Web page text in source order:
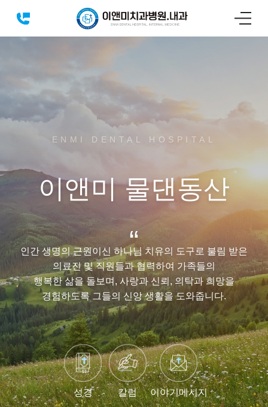
ENMI DENTAL HOSPITAL
이앤미 물댄동산
“
인간 생명의 근원이신 하나님 치유의 도구로 불림 받은
의료진 및 직원들과 협력하여 가족들의
행복한 삶을 돌보며, 사랑과 신뢰, 의탁과 희망을
경험하도록 그들의 신앙 생활을 도와줍니다.
성경 칼럼 이야기메시지